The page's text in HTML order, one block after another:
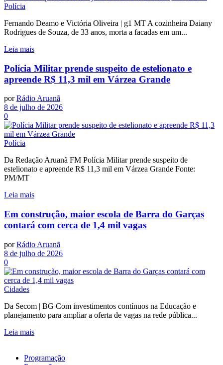
Polícia
Fernando Deamo e Victória Oliveira | g1 MT A cozinheira Daiany
Rodrigues de Souza, de 33 anos, morta a facadas em um...
Leia mais
Polícia Militar prende suspeito de estelionato e
apreende R$ 11,3 mil em Várzea Grande
por Rádio Aruanã
8 de julho de 2026
0
Polícia
Da Redação Aruanã FM Polícia Militar prende suspeito de
estelionato e apreende R$ 11,3 mil em Várzea Grande Fonte:
PM/MT
Leia mais
Em construção, maior escola de Barra do Garças
contará com cerca de 1,4 mil vagas
por Rádio Aruanã
8 de julho de 2026
0
Cidades
Da Secom | BG Com investimentos contínuos na Educação e
planejamento para ampliar a oferta de vagas na rede pública...
Leia mais
Programação